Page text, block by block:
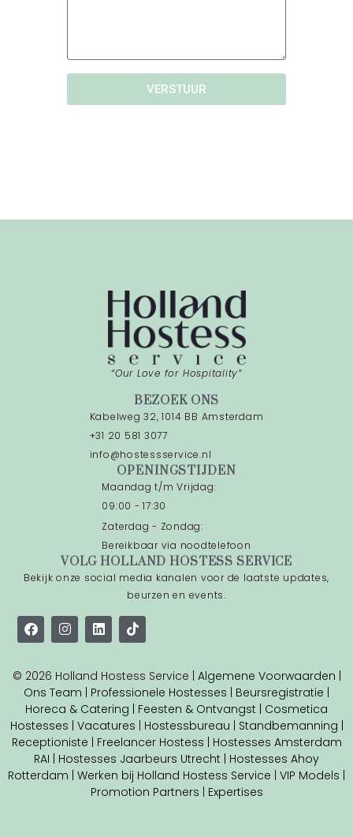
VERSTUUR
“Our Love for Hospitality”
BEZOEK ONS
Kabelweg 32, 1014 BB Amsterdam
+31 20 581 3077
info@hostessservice.nl
OPENINGSTIJDEN
Maandag t/m Vrijdag:
09:00 - 17:30
Zaterdag - Zondag:
Bereikbaar via noodtelefoon
VOLG HOLLAND HOSTESS SERVICE
Bekijk onze social media kanalen voor de laatste updates,
beurzen en events.
© 2026 Holland Hostess Service | Algemene Voorwaarden |
Ons Team | Professionele Hostesses | Beursregistratie |
Horeca & Catering | Feesten & Ontvangst | Cosmetica
Hostesses | Vacatures | Hostessbureau | Standbemanning |
Receptioniste | Freelancer Hostess | Hostesses Amsterdam
RAI | Hostesses Jaarbeurs Utrecht | Hostesses Ahoy
Rotterdam | Werken bij Holland Hostess Service | VIP Models |
Promotion Partners | Expertises